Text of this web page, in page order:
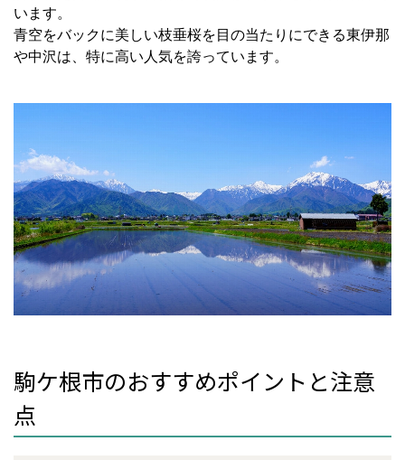
います。
青空をバックに美しい枝垂桜を目の当たりにできる東伊那
や中沢は、特に高い人気を誇っています。
駒ケ根市のおすすめポイントと注意
点